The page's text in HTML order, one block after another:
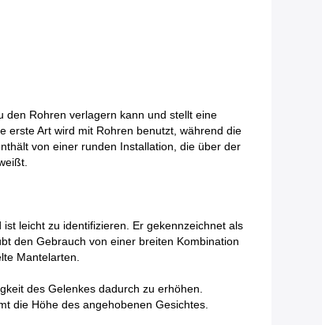
den Rohren verlagern kann und stellt eine
erste Art wird mit Rohren benutzt, während die
von einer runden Installation, die über der
leicht zu identifizieren. Er gekennzeichnet als
den Gebrauch von einer breiten Kombination
Mantelarten.
des Gelenkes dadurch zu erhöhen.
die Höhe des angehobenen Gesichtes.